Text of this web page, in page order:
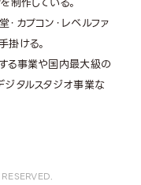
カプコン・レベルファ
掛ける。
る事業や国内最大級の
ジタルスタジオ事業な